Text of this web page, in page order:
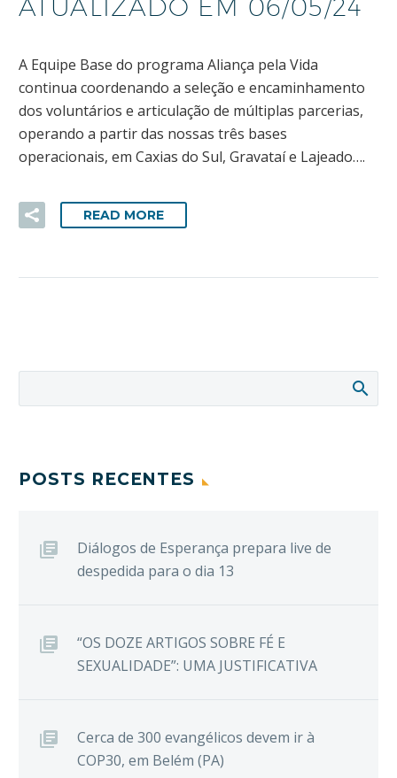
ATUALIZADO EM 06/05/24
A Equipe Base do programa Aliança pela Vida
continua coordenando a seleção e encaminhamento
dos voluntários e articulação de múltiplas parcerias,
operando a partir das nossas três bases
operacionais, em Caxias do Sul, Gravataí e Lajeado….
READ MORE
POSTS RECENTES
Diálogos de Esperança prepara live de
despedida para o dia 13
“OS DOZE ARTIGOS SOBRE FÉ E
SEXUALIDADE”: UMA JUSTIFICATIVA
Cerca de 300 evangélicos devem ir à
COP30, em Belém (PA)